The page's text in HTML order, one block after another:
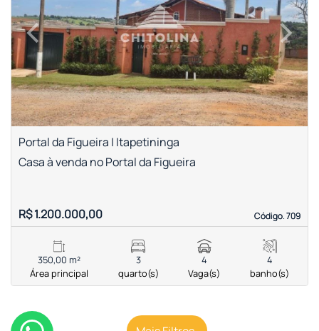
‹Previous ›
Next
Portal da Figueira | Itapetininga
Código. 709
Código. 709
Casa à venda no Portal da Figueira
R$ 1.200.000,00
350,00 m²
Área principal
3
quarto(s)
4
Vaga(s)
4
banho(s)